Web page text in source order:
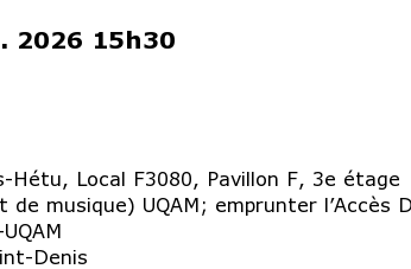
2026 15h30
Hétu, Local F3080, Pavillon F, 3e étage
de musique) UQAM; emprunter l’Accès
Denis